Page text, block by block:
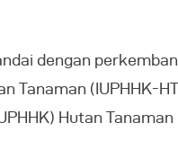
dengan
Tanaman (IUPHHK-
Hutan